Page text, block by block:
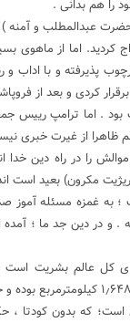
را هم بدانی .
عبدالمطلب و آمنه
کردید. اما از ماهوی
کردی و بعد از
. اما ترامپ رییس
ظاهرا از غیرت خبری
را در راه دین خدا
مکرون) بعید است
و در دین جد ما ؛ آمده
که بدون کودتا ،